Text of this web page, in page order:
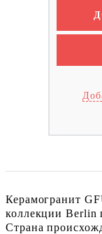
Керамогранит
коллекции Berlin
Страна